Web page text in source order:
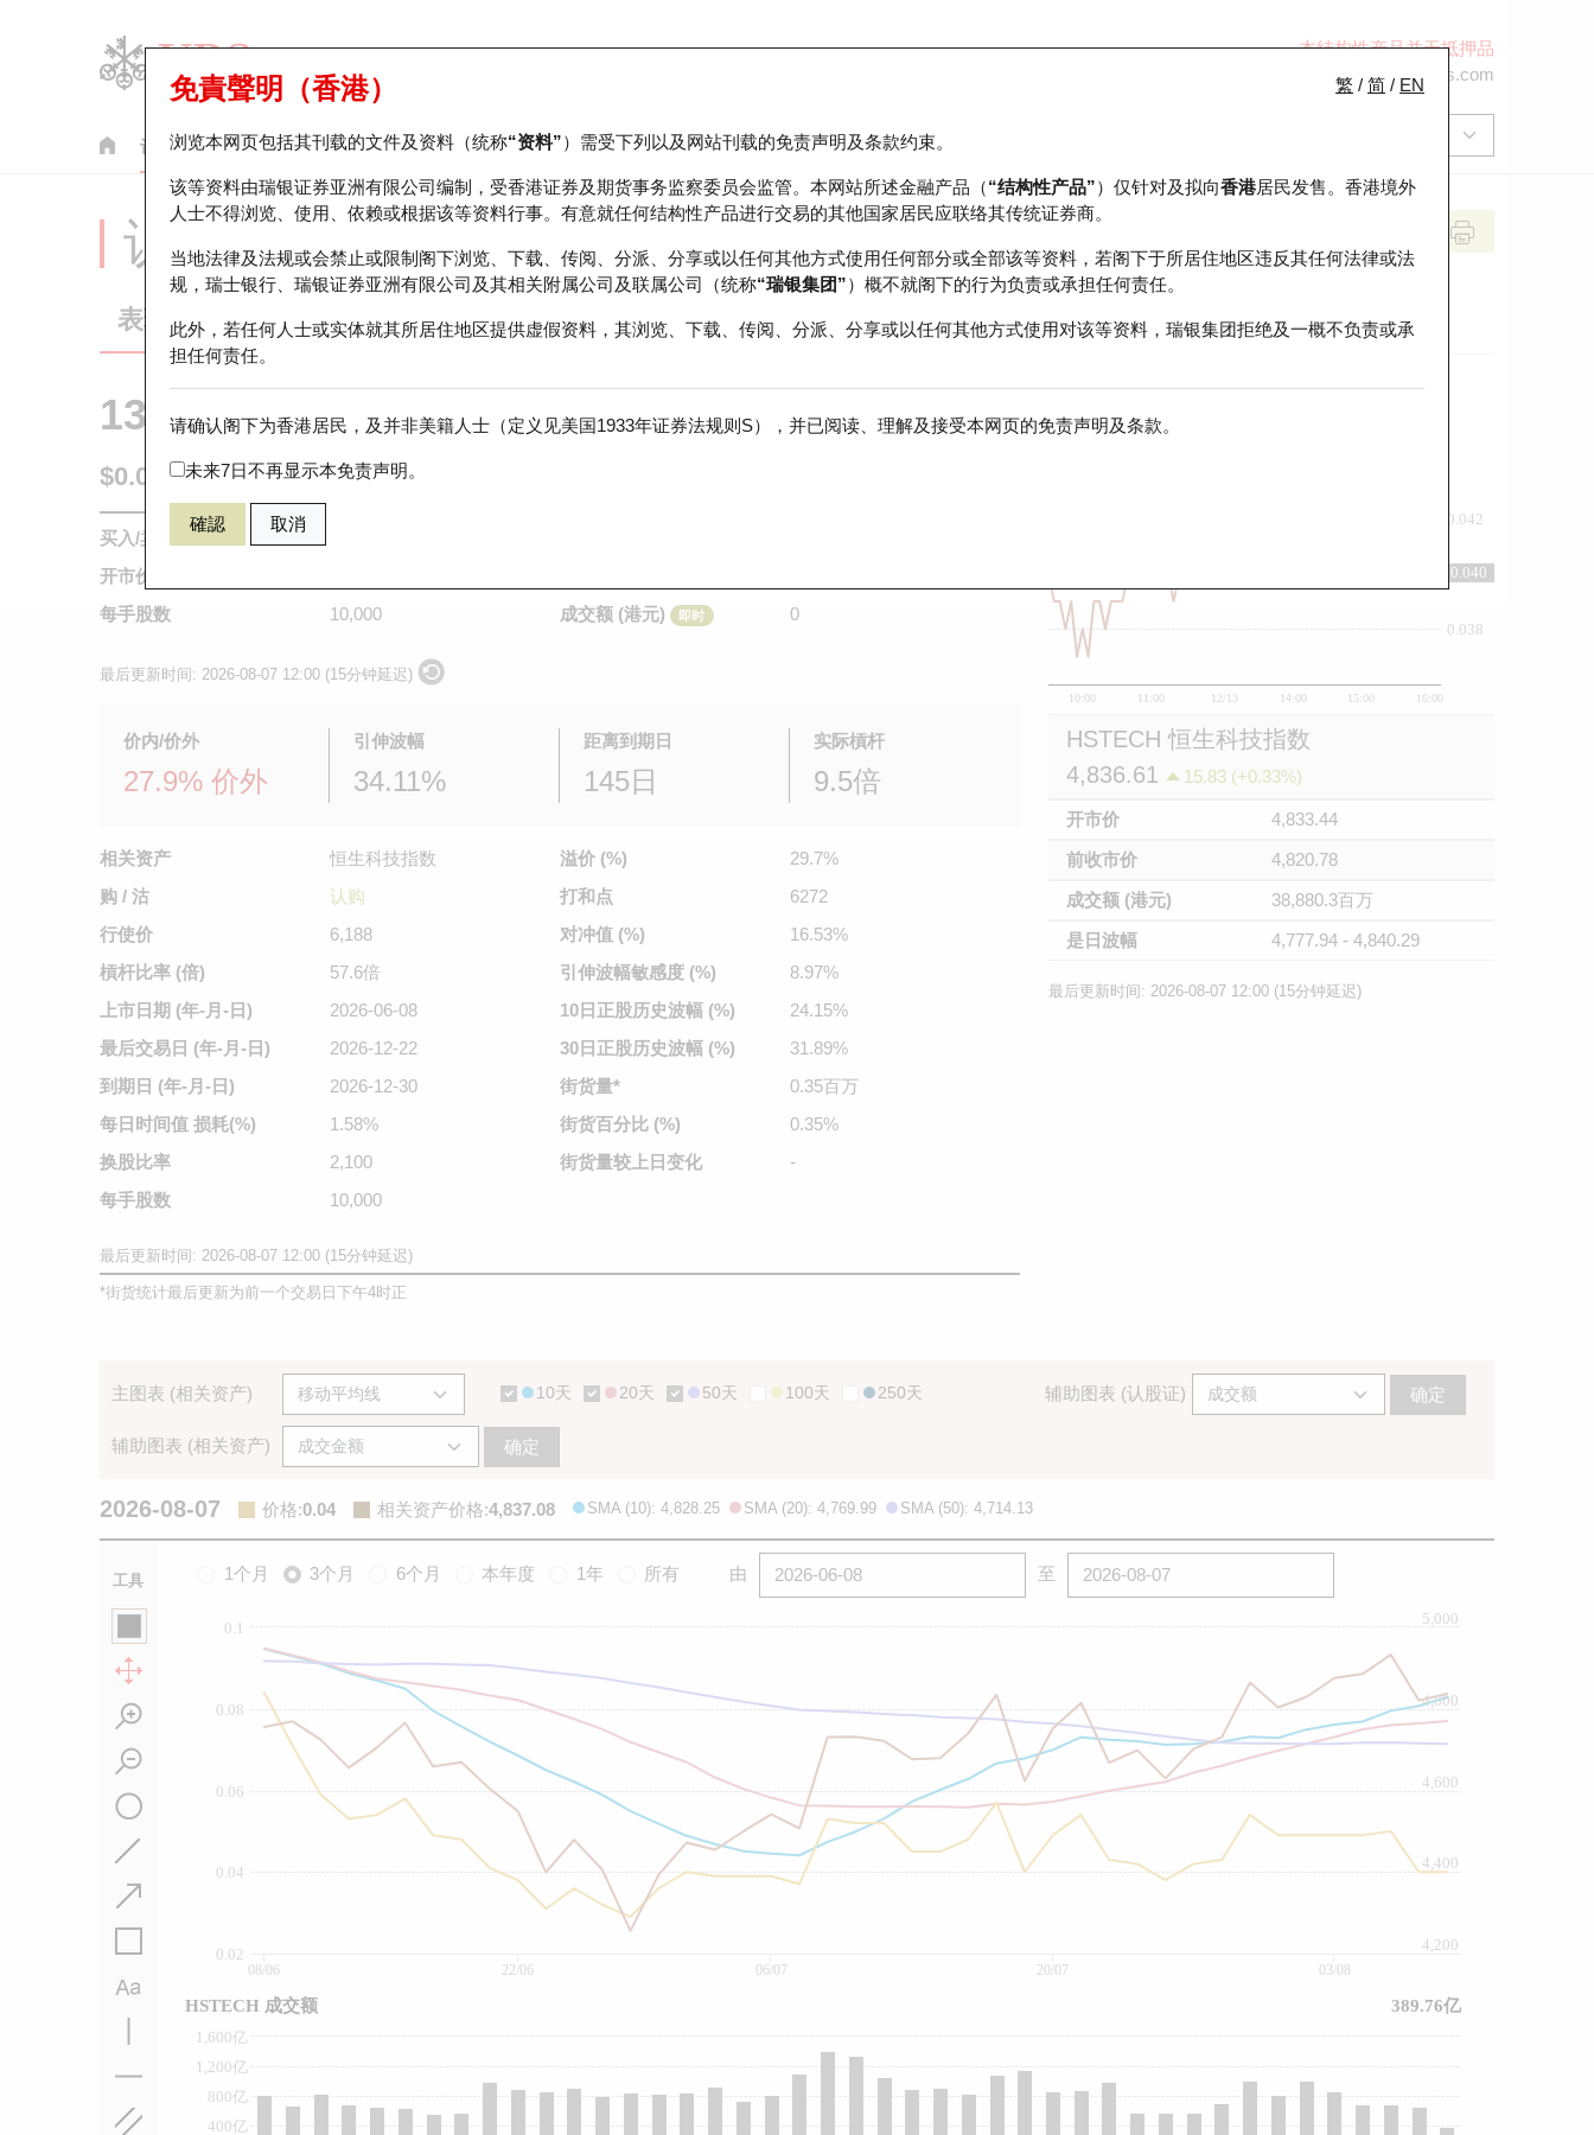
本结构性产品并无抵押品
ol-hkwarrants@ubs.com
认股证 牛熊证 美股指数产品 轮证市场统计 正股数据及市场统计 瑞银轮证教室
繁 / 简 / EN
免責聲明（香港）
浏览本网页包括其刊载的文件及资料（统称“资料”）需受下列以及网站刊载的免责声明及条款约束。
该等资料由瑞银证券亚洲有限公司编制，受香港证券及期货事务监察委员会监管。本网站所述金融产品（“结构性产品”）仅针对及拟向香港居民发售。香港境外
人士不得浏览、使用、依赖或根据该等资料行事。有意就任何结构性产品进行交易的其他国家居民应联络其传统证券商。
当地法律及法规或会禁止或限制阁下浏览、下载、传阅、分派、分享或以任何其他方式使用任何部分或全部该等资料，若阁下于所居住地区违反其任何法律或法
规，瑞士银行、瑞银证券亚洲有限公司及其相关附属公司及联属公司（统称“瑞银集团”）概不就阁下的行为负责或承担任何责任。
此外，若任何人士或实体就其所居住地区提供虚假资料，其浏览、下载、传阅、分派、分享或以任何其他方式使用对该等资料，瑞银集团拒绝及一概不负责或承
担任何责任。
请确认阁下为香港居民，及并非美籍人士（定义见美国1933年证券法规则S），并已阅读、理解及接受本网页的免责声明及条款。
未来7日不再显示本免责声明。
確認 取消
认股证分析仪
表现 街货统计 比较
13436 瑞银认购 HSTECH 恒生科技指数
$0.04 即时
买入/卖出价
开市价
每手股数
10,000
成交额 (港元)
即时 0
最后更新时间: 2026-08-07 12:00 (15分钟延迟)
价内/价外
27.9% 价外
引伸波幅
34.11%
距离到期日
145日
实际槓杆
9.5倍
相关资产
恒生科技指数
购 / 沽
认购
行使价
6,188
槓杆比率 (倍)
57.6倍
上市日期 (年-月-日)
2026-06-08
最后交易日 (年-月-日)
2026-12-22
到期日 (年-月-日)
2026-12-30
每日时间值 损耗(%)
1.58%
换股比率
2,100
每手股数
10,000
溢价 (%)
29.7%
打和点
6272
对冲值 (%)
16.53%
引伸波幅敏感度 (%)
8.97%
10日正股历史波幅 (%)
24.15%
30日正股历史波幅 (%)
31.89%
街货量*
0.35百万
街货百分比 (%)
0.35%
街货量较 上日变化 -
最后更新时间: 2026-08-07 12:00 (15分钟延迟)
*街货统计最后更新为前一个交易日下午4时正
10:00 11:00 12/13 14:00 15:00 16:00
0.038
0.04
0.042
0.040
HSTECH 恒生科技指数
4,836.61
15.83 (+0.33%)
开市价
4,833.44
前收市价
4,820.78
成交额 (港元)
38,880.3百万
是日波幅
4,777.94 - 4,840.29
最后更新时间: 2026-08-07 12:00 (15分钟延迟)
主图表 (相关资产) 10天 20天 50天 100天 250天 辅助图表 (认股证) 确定
辅助图表 (相关资产) 确定
2026-08-07 价格:0.04 相关资产价格:4,837.08 SMA (10): 4,828.25 SMA (20): 4,769.99 SMA (50): 4,714.13
工具 1个月 3个月 6个月 本年度 1年 所有 由 至
0.02
0.04
0.06
0.08
0.1
4,200
4,400
4,600
4,800
5,000
400亿
800亿
1,200亿
1,600亿
08/06 22/06 06/07 20/07 03/08
HSTECH 成交额 389.76亿